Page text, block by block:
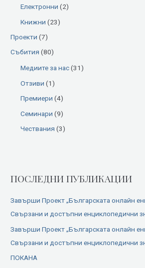
:
Електронни (2)
Книжни (23)
Проекти (7)
Събития (80)
Медиите за нас(31)
Отзиви (1)
Премиери (4)
Семинари (9)
Чествания (3)
ПОСЛЕДНИ ПУБЛИКАЦИИ
Завърши Проект „Българската онлайн
Свързани и достъпни енциклопедични
Завърши Проект „Българската онлайн
Свързани и достъпни енциклопедични
ПОКАНА